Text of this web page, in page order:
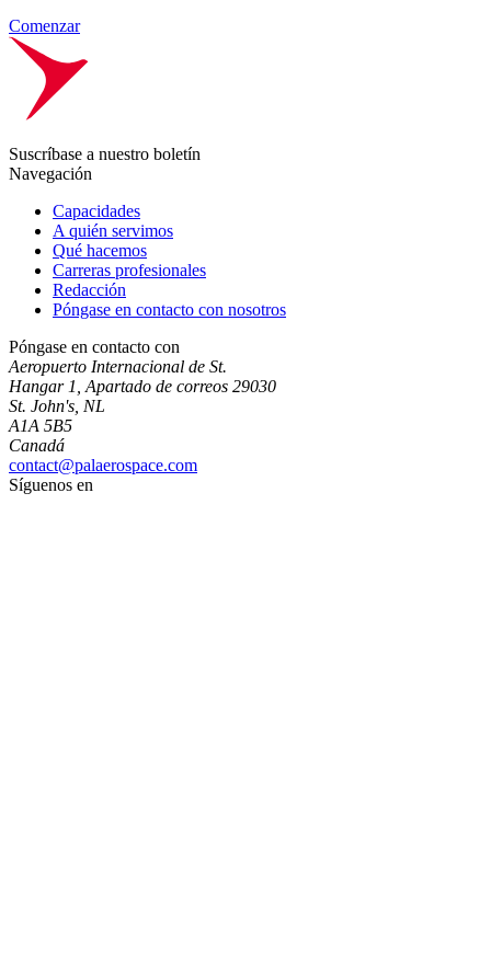
Comenzar
Suscríbase a nuestro boletín
Navegación
Capacidades
A quién servimos
Qué hacemos
Carreras profesionales
Redacción
Póngase en contacto con nosotros
Póngase en contacto con
Aeropuerto Internacional de St.
Hangar 1, Apartado de correos 29030
St. John's, NL
A1A 5B5
Canadá
contact@palaerospace.com
Síguenos en